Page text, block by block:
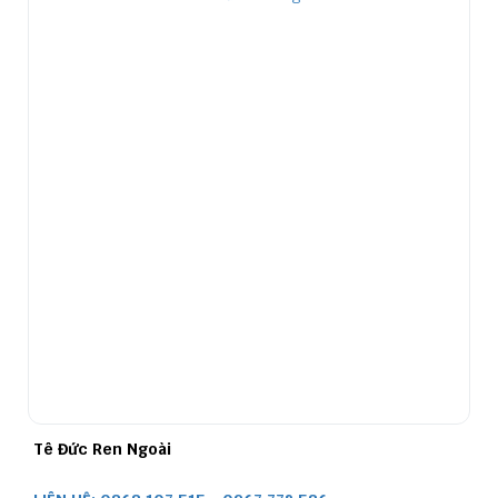
Tê Đức Ren Ngoài